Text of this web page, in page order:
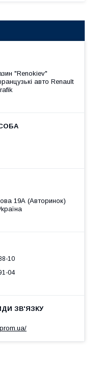
"Renokiev"
авто Renault
19А (Авторинок)
10
04